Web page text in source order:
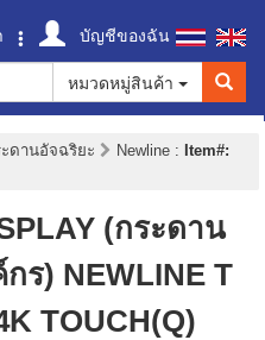
บัญชีของฉัน
หมวดหมู่สินค้า
ดานอัจฉริยะ Newline : Item#:
(กระดาน
ร) NEWLINE T
TOUCH(Q)